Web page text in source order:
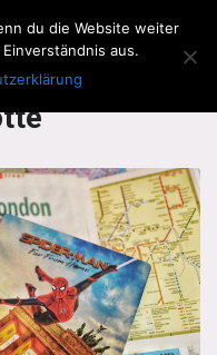
du die Website weiter
aus.